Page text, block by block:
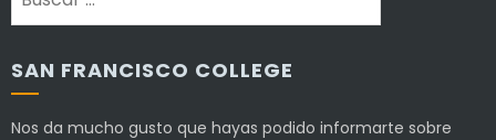
SAN FRANCISCO COLLEGE
Nos da mucho gusto que hayas podido informarte sobre